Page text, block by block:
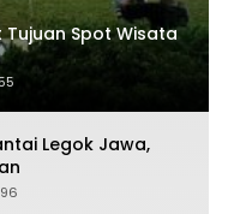
Spot Wisata
Legok Jawa,